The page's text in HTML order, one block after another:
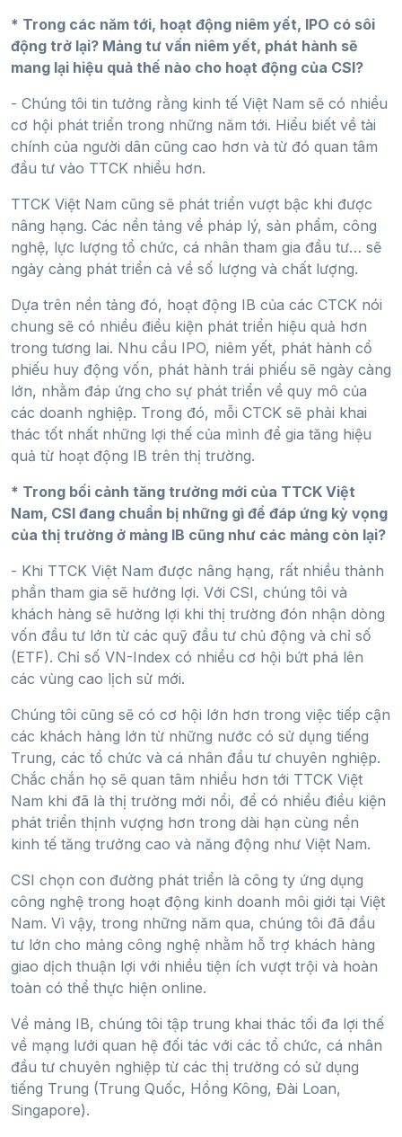
* Trong các năm tới, hoạt động niêm yết, IPO có sôi
động trở lại? Mảng tư vấn niêm yết, phát hành sẽ
mang lại hiệu quả thế nào cho hoạt động của CSI?
- Chúng tôi tin tưởng rằng kinh tế Việt Nam sẽ có nhiều
cơ hội phát triển trong những năm tới. Hiểu biết về tài
chính của người dân cũng cao hơn và từ đó quan tâm
đầu tư vào TTCK nhiều hơn.
TTCK Việt Nam cũng sẽ phát triển vượt bậc khi được
nâng hạng. Các nền tảng về pháp lý, sản phẩm, công
nghệ, lực lượng tổ chức, cá nhân tham gia đầu tư… sẽ
ngày càng phát triển cả về số lượng và chất lượng.
Dựa trên nền tảng đó, hoạt động IB của các CTCK nói
chung sẽ có nhiều điều kiện phát triển hiệu quả hơn
trong tương lai. Nhu cầu IPO, niêm yết, phát hành cổ
phiếu huy động vốn, phát hành trái phiếu sẽ ngày càng
lớn, nhằm đáp ứng cho sự phát triển về quy mô của
các doanh nghiệp. Trong đó, mỗi CTCK sẽ phải khai
thác tốt nhất những lợi thế của mình để gia tăng hiệu
quả từ hoạt động IB trên thị trường.
* Trong bối cảnh tăng trưởng mới của TTCK Việt
Nam, CSI đang chuẩn bị những gì để đáp ứng kỳ vọng
của thị trường ở mảng IB cũng như các mảng còn lại?
- Khi TTCK Việt Nam được nâng hạng, rất nhiều thành
phần tham gia sẽ hưởng lợi. Với CSI, chúng tôi và
khách hàng sẽ hưởng lợi khi thị trường đón nhận dòng
vốn đầu tư lớn từ các quỹ đầu tư chủ động và chỉ số
(ETF). Chỉ số VN-Index có nhiều cơ hội bứt phá lên
các vùng cao lịch sử mới.
Chúng tôi cũng sẽ có cơ hội lớn hơn trong việc tiếp cận
các khách hàng lớn từ những nước có sử dụng tiếng
Trung, các tổ chức và cá nhân đầu tư chuyên nghiệp.
Chắc chắn họ sẽ quan tâm nhiều hơn tới TTCK Việt
Nam khi đã là thị trường mới nổi, để có nhiều điều kiện
phát triển thịnh vượng hơn trong dài hạn cùng nền
kinh tế tăng trưởng cao và năng động như Việt Nam.
CSI chọn con đường phát triển là công ty ứng dụng
công nghệ trong hoạt động kinh doanh môi giới tại Việt
Nam. Vì vậy, trong những năm qua, chúng tôi đã đầu
tư lớn cho mảng công nghệ nhằm hỗ trợ khách hàng
giao dịch thuận lợi với nhiều tiện ích vượt trội và hoàn
toàn có thể thực hiện online.
Về mảng IB, chúng tôi tập trung khai thác tối đa lợi thế
về mạng lưới quan hệ đối tác với các tổ chức, cá nhân
đầu tư chuyên nghiệp từ các thị trường có sử dụng
tiếng Trung (Trung Quốc, Hồng Kông, Đài Loan,
Singapore).